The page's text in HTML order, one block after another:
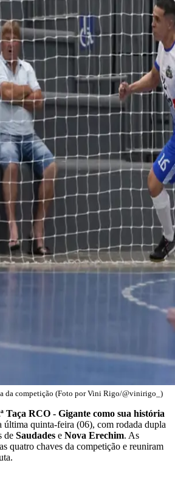
da competição (Foto por Vini Rigo/@vinirigo_)
Taça RCO - Gigante como sua história
quinta-feira (06), com rodada dupla
de Saudades e Nova Erechim. As
quatro chaves da competição e reuniram